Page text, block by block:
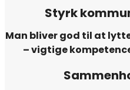
Styrk
Man bliver god til at
– vigtige